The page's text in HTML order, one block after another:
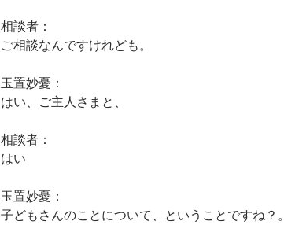
相談者：
ご相談なんですけれども。
玉置妙憂：
はい、ご主人さまと、
相談者：
はい
玉置妙憂：
子どもさんのことについて、ということですね？。